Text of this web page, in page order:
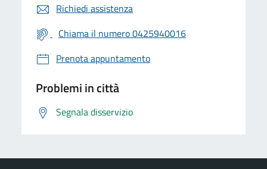
Richiedi assistenza
Chiama il numero 0425940016
Prenota appuntamento
Problemi in città
Segnala disservizio